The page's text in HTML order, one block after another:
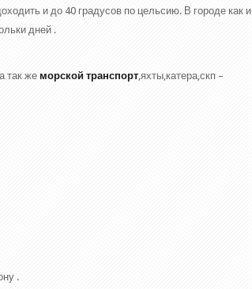
и до 40 градусов по цельсию. В городе как и
дней .
так же морской транспорт,яхты,катера,скп –
.